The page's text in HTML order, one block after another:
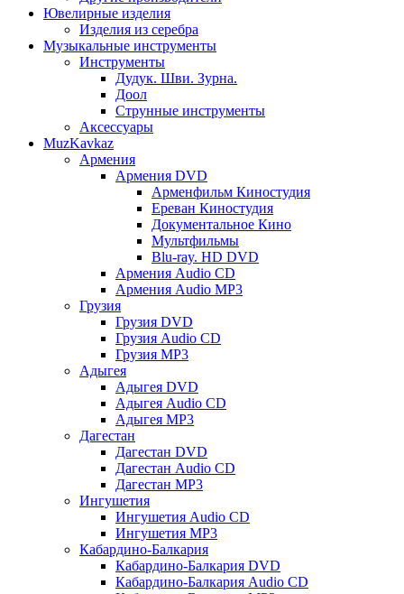
Ювелирные изделия
Изделия из серебра
Музыкальные инструменты
Инструменты
Дудук. Шви. Зурна.
Доол
Струнные инструменты
Аксессуары
MuzKavkaz
Армения
Армения DVD
Арменфильм Киностудия
Ереван Киностудия
Документальное Кино
Мультфильмы
Blu-ray. HD DVD
Армения Audio CD
Армения Audio MP3
Грузия
Грузия DVD
Грузия Audio CD
Грузия MP3
Адыгея
Адыгея DVD
Адыгея Audio CD
Адыгея MP3
Дагестан
Дагестан DVD
Дагестан Audio CD
Дагестан MP3
Ингушетия
Ингушетия Audio CD
Ингушетия MP3
Кабардино-Балкария
Кабардино-Балкария DVD
Кабардино-Балкария Audio CD